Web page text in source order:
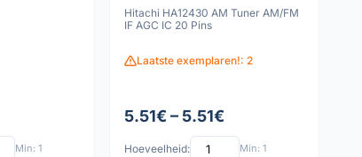
Min: 1
Hitachi HA12430 AM Tuner AM/FM
IF AGC IC 20 Pins
Laatste exemplaren!: 2
5.51€ – 5.51€
Hoeveelheid: Min: 1